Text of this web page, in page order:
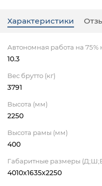
Характеристики
Автономная работа на 75%
10.3
Вес брутто (кг)
3791
Высота (мм)
2250
Высота рамы (мм)
400
Габаритные размеры
4010x1635x2250